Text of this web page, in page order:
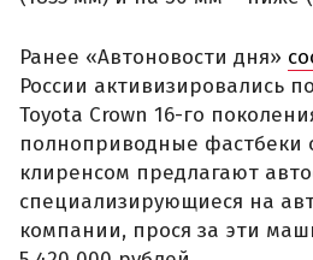
Ранее «Автоновости дня»
России активизировались
Toyota Crown 16-го
полноприводные фастбеки
клиренсом предлагают
специализирующиеся на
компании, прося за эти